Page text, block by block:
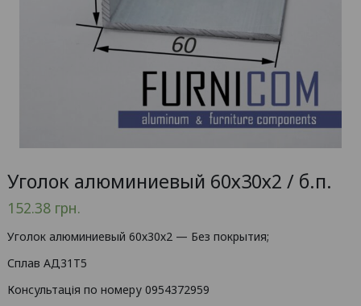
Уголок алюминиевый 60х30х2 / б.п.
152.38 грн.
Уголок алюминиевый 60х30х2 — Без покрытия;
Сплав АД31Т5
Консультація по номеру 0954372959